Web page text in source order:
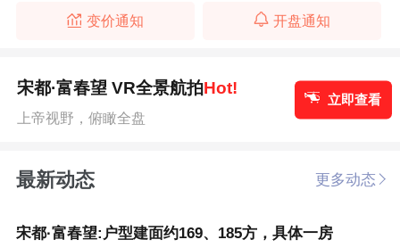
变价通知 开盘通知
宋都·富春望 VR全景航拍Hot!
上帝视野，俯瞰全盘
立即查看
最新动态 更多动态
宋都·富春望:户型建面约169、185方，具体一房